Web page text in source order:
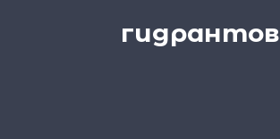
гидрантов